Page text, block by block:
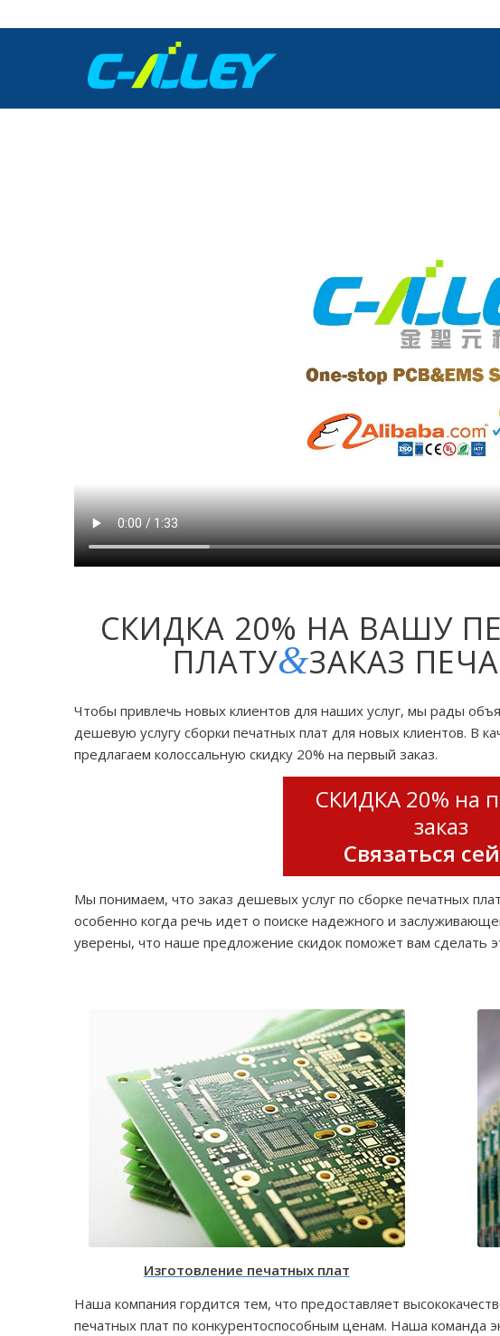
СКИДКА 20% НА ВАШУ
ПЛАТУ&ЗАКАЗ
Чтобы привлечь новых клиентов для наших услуг, мы рады
дешевую услугу сборки печатных плат для новых клиентов. В
предлагаем колоссальную скидку 20% на первый заказ.
СКИДКА 20% на
заказ
Связаться
Мы понимаем, что заказ дешевых услуг по сборке печатных
особенно когда речь идет о поиске надежного и
уверены, что наше предложение скидок поможет вам сделать
Изготовление печатных плат
Наша компания гордится тем, что предоставляет
печатных плат по конкурентоспособным ценам. Наша команда